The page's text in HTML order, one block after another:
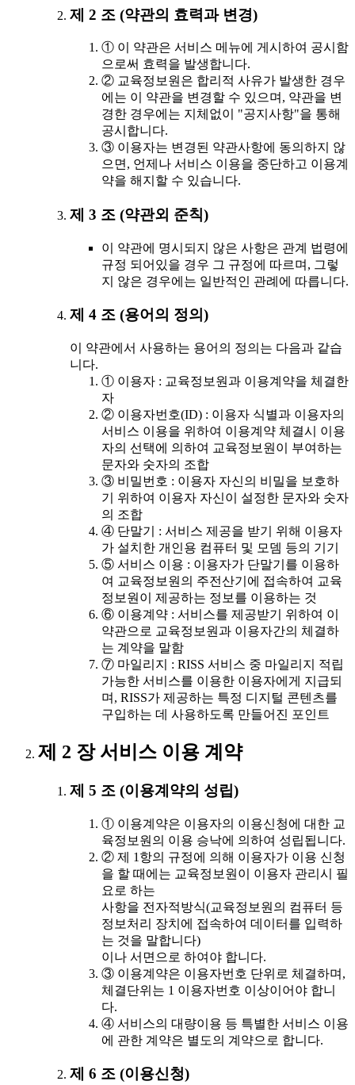
제 2 조 (약관의 효력과 변경)
① 이 약관은 서비스 메뉴에 게시하여 공시함
으로써 효력을 발생합니다.
② 교육정보원은 합리적 사유가 발생한 경우
에는 이 약관을 변경할 수 있으며, 약관을 변
경한 경우에는 지체없이 "공지사항"을 통해
공시합니다.
③ 이용자는 변경된 약관사항에 동의하지 않
으면, 언제나 서비스 이용을 중단하고 이용계
약을 해지할 수 있습니다.
제 3 조 (약관외 준칙)
이 약관에 명시되지 않은 사항은 관계 법령에
규정 되어있을 경우 그 규정에 따르며, 그렇
지 않은 경우에는 일반적인 관례에 따릅니다.
제 4 조 (용어의 정의)
이 약관에서 사용하는 용어의 정의는 다음과 같습
니다.
① 이용자 : 교육정보원과 이용계약을 체결한
자
② 이용자번호(ID) : 이용자 식별과 이용자의
서비스 이용을 위하여 이용계약 체결시 이용
자의 선택에 의하여 교육정보원이 부여하는
문자와 숫자의 조합
③ 비밀번호 : 이용자 자신의 비밀을 보호하
기 위하여 이용자 자신이 설정한 문자와 숫자
의 조합
④ 단말기 : 서비스 제공을 받기 위해 이용자
가 설치한 개인용 컴퓨터 및 모뎀 등의 기기
⑤ 서비스 이용 : 이용자가 단말기를 이용하
여 교육정보원의 주전산기에 접속하여 교육
정보원이 제공하는 정보를 이용하는 것
⑥ 이용계약 : 서비스를 제공받기 위하여 이
약관으로 교육정보원과 이용자간의 체결하
는 계약을 말함
⑦ 마일리지 : RISS 서비스 중 마일리지 적립
가능한 서비스를 이용한 이용자에게 지급되
며, RISS가 제공하는 특정 디지털 콘텐츠를
구입하는 데 사용하도록 만들어진 포인트
제 2 장 서비스 이용 계약
제 5 조 (이용계약의 성립)
① 이용계약은 이용자의 이용신청에 대한 교
육정보원의 이용 승낙에 의하여 성립됩니다.
② 제 1항의 규정에 의해 이용자가 이용 신청
을 할 때에는 교육정보원이 이용자 관리시 필
요로 하는
사항을 전자적방식(교육정보원의 컴퓨터 등
정보처리 장치에 접속하여 데이터를 입력하
는 것을 말합니다)
이나 서면으로 하여야 합니다.
③ 이용계약은 이용자번호 단위로 체결하며,
체결단위는 1 이용자번호 이상이어야 합니
다.
④ 서비스의 대량이용 등 특별한 서비스 이용
에 관한 계약은 별도의 계약으로 합니다.
제 6 조 (이용신청)